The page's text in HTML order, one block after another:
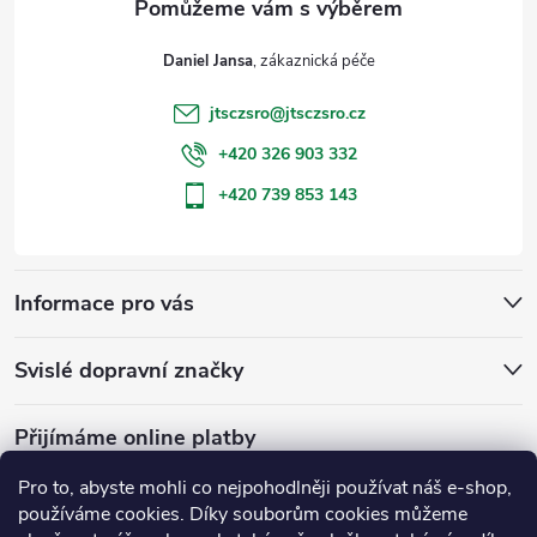
Pro to, abyste mohli co nejpohodlněji používat náš e-shop,
používáme cookies. Díky souborům cookies můžeme
Informace pro vás
Svislé dopravní značky
Přijímáme online platby
Daniel Jansa
jtsczsro@jtsczsro.cz
+420 326 903 332
+420 739 853 143